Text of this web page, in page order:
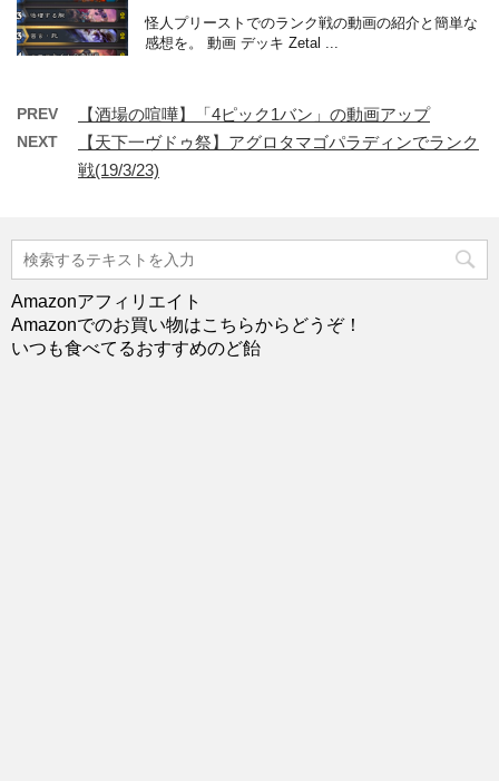
怪人プリーストでのランク戦の動画の紹介と簡単な
感想を。 動画 デッキ Zetal ...
PREV 【酒場の喧嘩】「4ピック1バン」の動画アップ
NEXT
【天下一ヴドゥ祭】アグロタマゴパラディンでランク
戦(19/3/23)
Amazonアフィリエイト
Amazonでのお買い物はこちらからどうぞ！
いつも食べてるおすすめのど飴